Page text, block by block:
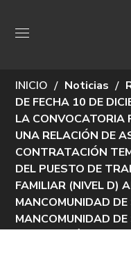
INICIO Noticias
DE FECHA 10 DE
LA CONVOCATORIA
UNA RELACIÓN DE
CONTRATACIÓN
DEL PUESTO DE
FAMILIAR (NIVEL D)
MANCOMUNIDAD
MANCOMUNIDAD